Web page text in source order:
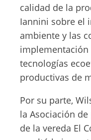
calidad de la
Iannini sobre el
ambiente y las
tecnologías
productivas de
Por su parte,
la Asociación
de la vereda El